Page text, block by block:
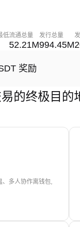
低流通总量
52.21M
发行总量
994.45M
奖励
的终极目的
、多人协作离钱包,